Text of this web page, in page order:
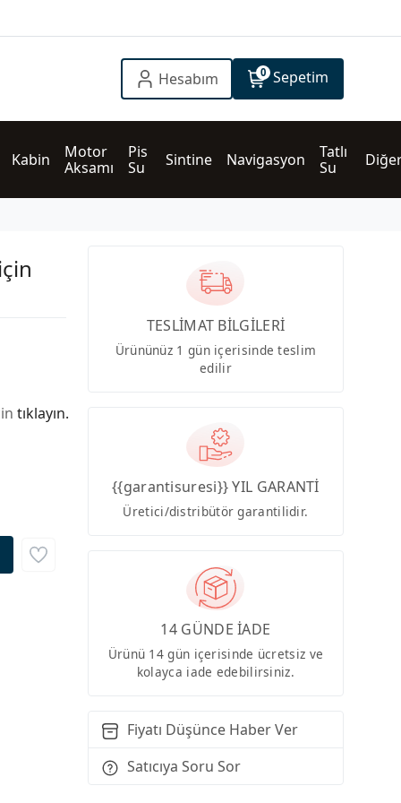
Hesabım 0 Sepetim
Kabin
Motor
Aksamı
Pis
Su
Sintine Navigasyon
Tatlı
Su
tıklayın.
TESLİMAT BİLGİLERİ
Ürününüz 1 gün içerisinde teslim
edilir
{{garantisuresi}} YIL GARANTİ
Üretici/distribütör garantilidir.
14 GÜNDE İADE
Ürünü 14 gün içerisinde ücretsiz ve
kolayca iade edebilirsiniz.
Fiyatı Düşünce Haber Ver
Satıcıya Soru Sor